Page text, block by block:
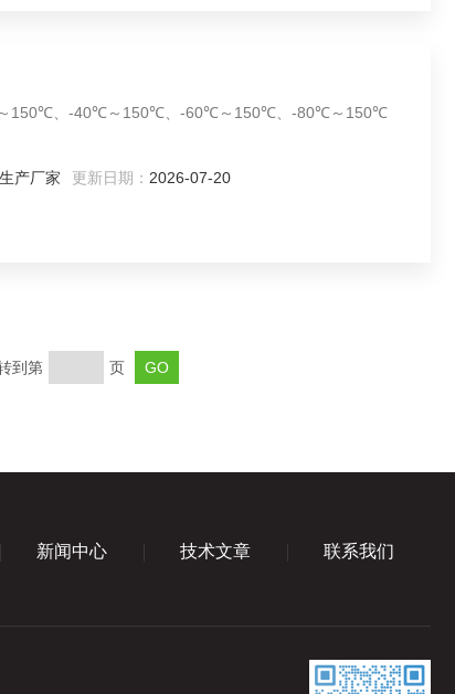
生产厂家 更新日期： 2026-07-20
到第 页
新闻中心 技术文章 联系我们